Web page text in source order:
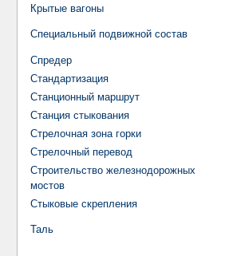
Крытые вагоны
Специальный подвижной состав
Спредер
Стандартизация
Станционный маршрут
Станция стыкования
Стрелочная зона горки
Стрелочный перевод
Строительство железнодорожных
мостов
Стыковые скрепления
Таль